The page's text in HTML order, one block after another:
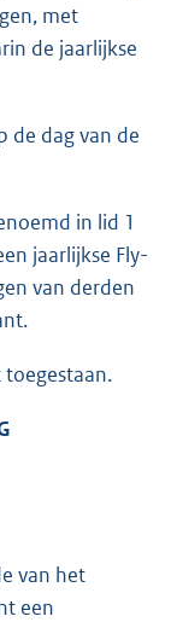
met
de jaarlijkse
de dag van de
in lid 1
jaarlijkse Fly-
van derden
toegestaan.
van het
een